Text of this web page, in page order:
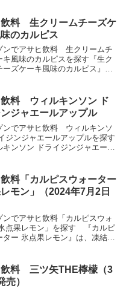
素材にこだわり抜いた紅茶飲料
サヒ 和...
飲料 生クリームチーズケ
のカルピス
ンでアサヒ飲料 生クリームチ
キ風味のカルピスを探す『生ク
ーズケーキ風味のカルピス』
「カルピス」をブレンドした乳
す。生クリー...
飲料 ウィルキンソン ド
ジャエールアップル
ンでアサヒ飲料 ウィルキンソ
ジンジャエールアップルを探す
キンソン ドライジンジャエール
ウィルキンソン ドライジンジャ
ップル(5...
料「カルピスウォーター
モン」（2024年7月2日
でアサヒ飲料「カルピスウォ
点果レモン」を探す 『カルピ
ター 氷点果レモン』は、凍結し
ブレンドした乳性飲料です。氷
レモンエキス...
飲料 三ツ矢THE檸檬（3
売）